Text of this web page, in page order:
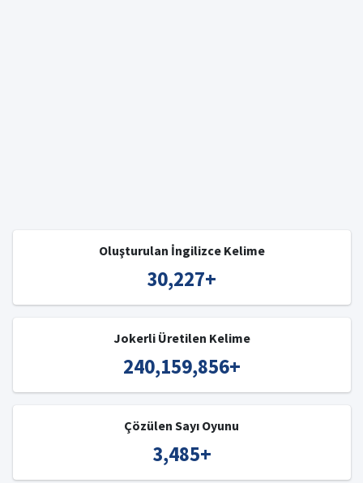
Oluşturulan İngilizce Kelime
30,227+
Jokerli Üretilen Kelime
240,159,856+
Çözülen Sayı Oyunu
3,485+